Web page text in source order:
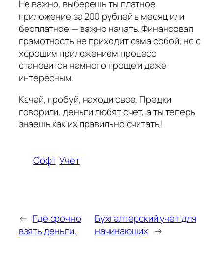
Не важно, выберешь ты платное
приложение за 200 рублей в месяц или
бесплатное — важно начать. Финансовая
грамотность не приходит сама собой, но с
хорошим приложением процесс
становится намного проще и даже
интересным.
Качай, пробуй, находи свое. Предки
говорили, деньги любят счет, а ты теперь
знаешь как их правильно считать!
Софт Учет
← Где срочно
взять деньги,
Бухгалтерский учет для
начинающих →